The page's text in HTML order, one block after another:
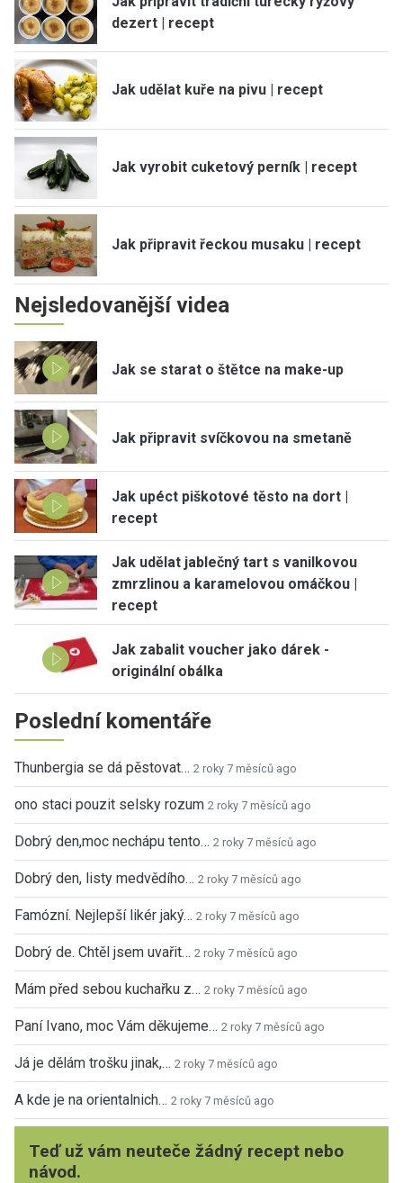
dezert | recept
Jak udělat kuře na pivu | recept
Jak vyrobit cuketový perník | recept
Jak připravit řeckou musaku | recept
Nejsledovanější videa
Jak se starat o štětce na make-up
Jak připravit svíčkovou na smetaně
Jak upéct piškotové těsto na dort |
recept
Jak udělat jablečný tart s vanilkovou
zmrzlinou a karamelovou omáčkou |
recept
Jak zabalit voucher jako dárek -
originální obálka
Poslední komentáře
Thunbergia se dá pěstovat… 2 roky 7 měsíců ago
ono staci pouzit selsky rozum 2 roky 7 měsíců ago
Dobrý den,moc nechápu tento… 2 roky 7 měsíců ago
Dobrý den, listy medvědího… 2 roky 7 měsíců ago
Famózní. Nejlepší likér jaký… 2 roky 7 měsíců ago
Dobrý de. Chtěl jsem uvařit… 2 roky 7 měsíců ago
Mám před sebou kuchařku z… 2 roky 7 měsíců ago
Paní Ivano, moc Vám děkujeme… 2 roky 7 měsíců ago
Já je dělám trošku jinak,… 2 roky 7 měsíců ago
A kde je na orientalnich… 2 roky 7 měsíců ago
Teď už vám neuteče žádný recept nebo
návod.